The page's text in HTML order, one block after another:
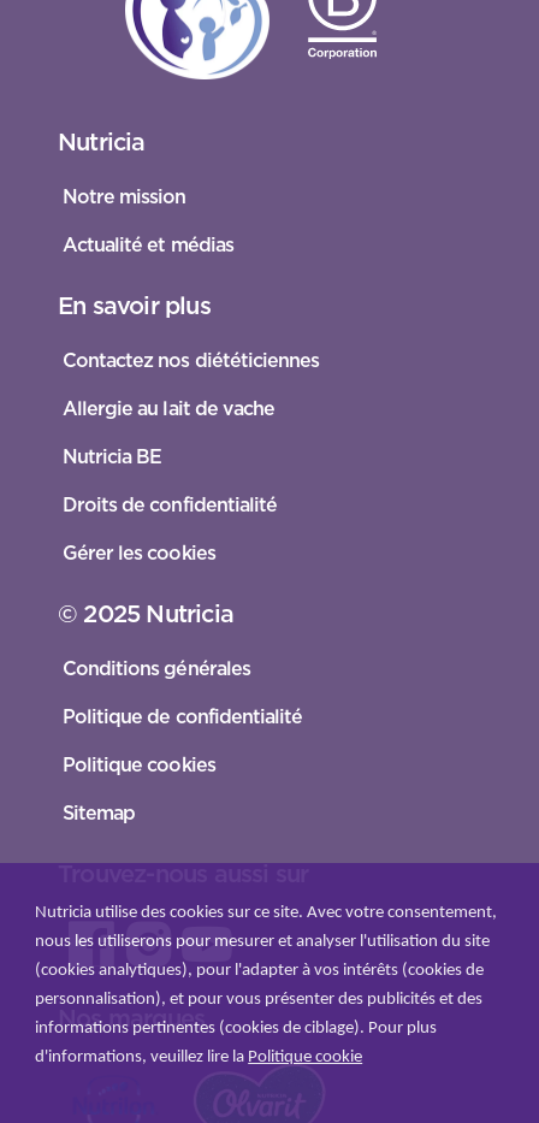
Nutricia
Notre mission
Actualité et médias
En savoir plus
Contactez nos diététiciennes
Allergie au lait de vache
Nutricia BE
Droits de confidentialité
Gérer les cookies
© 2025 Nutricia
Conditions générales
Politique de confidentialité
Politique cookies
Sitemap
Nos marques
Nutricia utilise des cookies sur ce site. Avec votre consentement,
nous les utiliserons pour mesurer et analyser l'utilisation du site
(cookies analytiques), pour l'adapter à vos intérêts (cookies de
personnalisation), et pour vous présenter des publicités et des
informations pertinentes (cookies de ciblage). Pour plus
d'informations, veuillez lire la Politique cookie